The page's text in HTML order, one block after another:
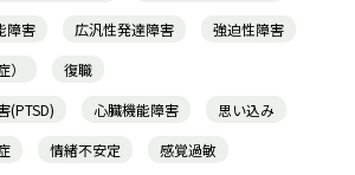
障害 広汎性発達障害
強迫性障害
復職
(PTSD)
心臓機能障害
思い込み
情緒不安定
感覚過敏